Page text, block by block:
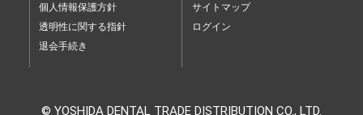
個人情報保護方針
透明性に関する指針
退会手続き
サイトマップ
ログイン
© YOSHIDA DENTAL TRADE DISTRIBUTION CO., LTD.